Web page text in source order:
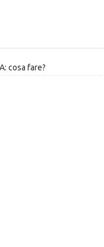
cosa fare?